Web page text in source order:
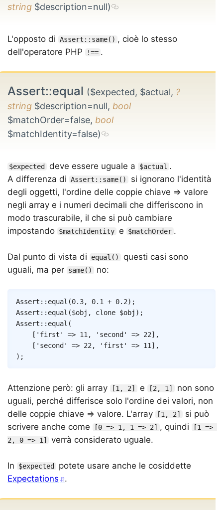
string $description=null)
L'opposto di Assert::same() , cioè lo stesso
dell'operatore PHP
!== .
Assert::equal ($expected, $actual, ?
string $description=null, bool
$matchOrder=false, bool
$matchIdentity=false)
$expected deve essere uguale a $actual .
A differenza di Assert::same()
si ignorano l'identità
degli oggetti, l'ordine delle coppie chiave ⇒ valore
negli array e i numeri decimali che differiscono in
modo trascurabile, il che si può cambiare
impostando $matchIdentity e $matchOrder .
Dal punto di vista di equal()
questi casi sono
uguali, ma per same() no:
Assert :: equal (0.3, 0.1 + 0.2) ;
Assert :: equal ($obj , clone $obj ) ;
Assert :: equal (
[ 'first' => 11 , 'second' => 22] ,
[ 'second' => 22 , 'first' => 11 ] ,
) ;
Attenzione però: gli array [1, 2] e [2, 1]
non sono
uguali, perché differisce solo l'ordine dei valori, non
delle coppie chiave ⇒ valore. L'array
[1, 2]
si può
scrivere anche come
[0 => 1, 1 => 2] , quindi
[1 =>
2, 0 => 1]
verrà considerato uguale.
In $expected
potete usare anche le cosiddette
Expectations
.